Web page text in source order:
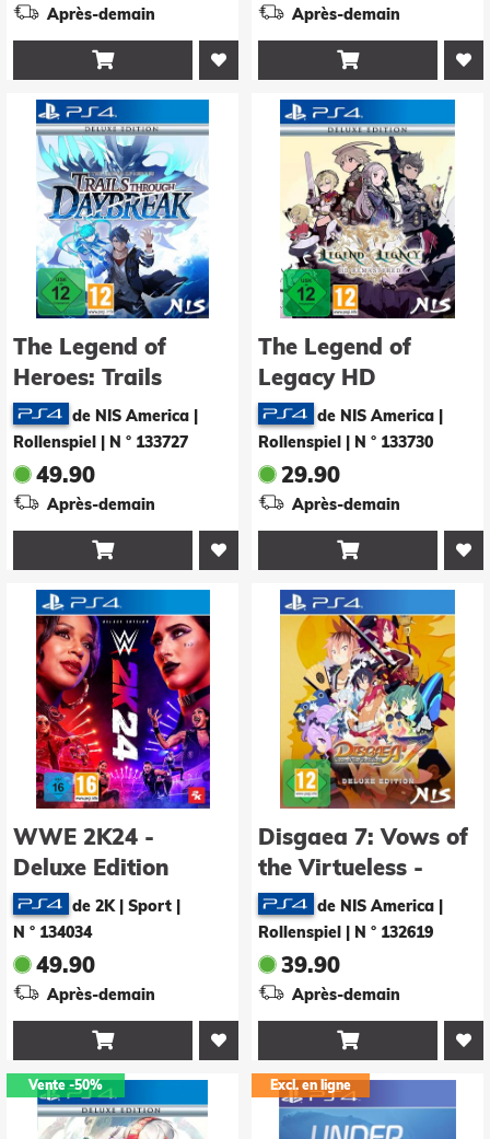
Après-demain

Après-demain

The Legend of
Heroes: Trails
through Daybreak -
Deluxe Edition
de NIS America |
Rollenspiel
N ° 133727
49.90
Après-demain

The Legend of
Legacy HD
Remastered -
Deluxe Edition
de NIS America |
Rollenspiel
N ° 133730
29.90
Après-demain

WWE 2K24 -
Deluxe Edition
de 2K | Sport
N ° 134034
49.90
Après-demain

Disgaea 7: Vows of
the Virtueless -
Deluxe Edition
de NIS America |
Rollenspiel
N ° 132619
39.90
Après-demain

Vente-50% Excl. en ligne